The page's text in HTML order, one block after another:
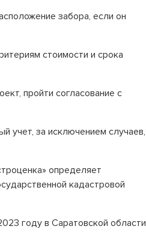
забора, если он
стоимости и срока
пройти согласование с
учет, за исключением случаев,
определяет
кадастровой
году в Саратовской области